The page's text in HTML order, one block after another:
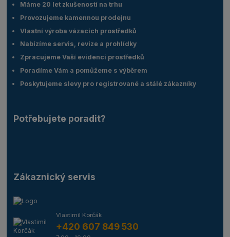
Máme 20 let zkušeností na trhu
Provozujeme kamennou prodejnu
Vlastní výroba vázacích prostředků
Nabízíme servis, revize a prohlídky
Zpracujeme Vaší evidenci prostředků
Poradíme Vám a pomůžeme s výběrem
Poskytujeme slevy pro registrované a stálé zákazníky
Potřebujete poradit?
Zákaznický servis
Vlastimil Korčák
+420 607 849 530